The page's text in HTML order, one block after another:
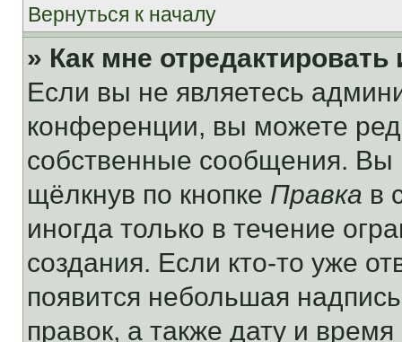
Вернуться к началу
» Как мне
Если вы не являетесь
конференции, вы можете
собственные сообщения. Вы
щёлкнув по кнопке Правка в
иногда только в течение
создания. Если кто-то уже
появится небольшая
правок, а также дату и